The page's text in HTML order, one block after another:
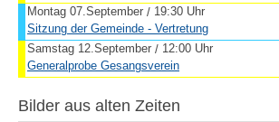
Montag 07.September / 19:30 Uhr
Sitzung der Gemeinde - Vertretung
Samstag 12.September / 12:00 Uhr
Generalprobe Gesangsverein
Bilder aus alten Zeiten